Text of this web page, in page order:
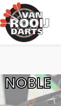
NOBLE